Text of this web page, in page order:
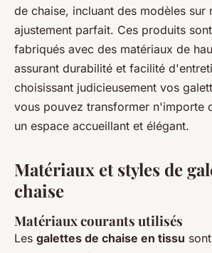
de chaise, incluant des modèles sur
ajustement parfait. Ces produits
fabriqués avec des matériaux de
assurant durabilité et facilité
choisissant judicieusement vos
vous pouvez transformer n'importe
un espace accueillant et élégant.
Matériaux et styles de
chaise
Matériaux courants utilisés
Les galettes de chaise en tissu